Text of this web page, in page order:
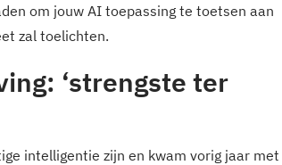
om jouw AI toepassing te toetsen aan
zal toelichten.
‘strengste ter
intelligentie zijn en kwam vorig jaar met